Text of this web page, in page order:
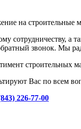
на строительные
сотрудничеству, а
звонок. Мы
строительных
Вас по всем
226-77-00